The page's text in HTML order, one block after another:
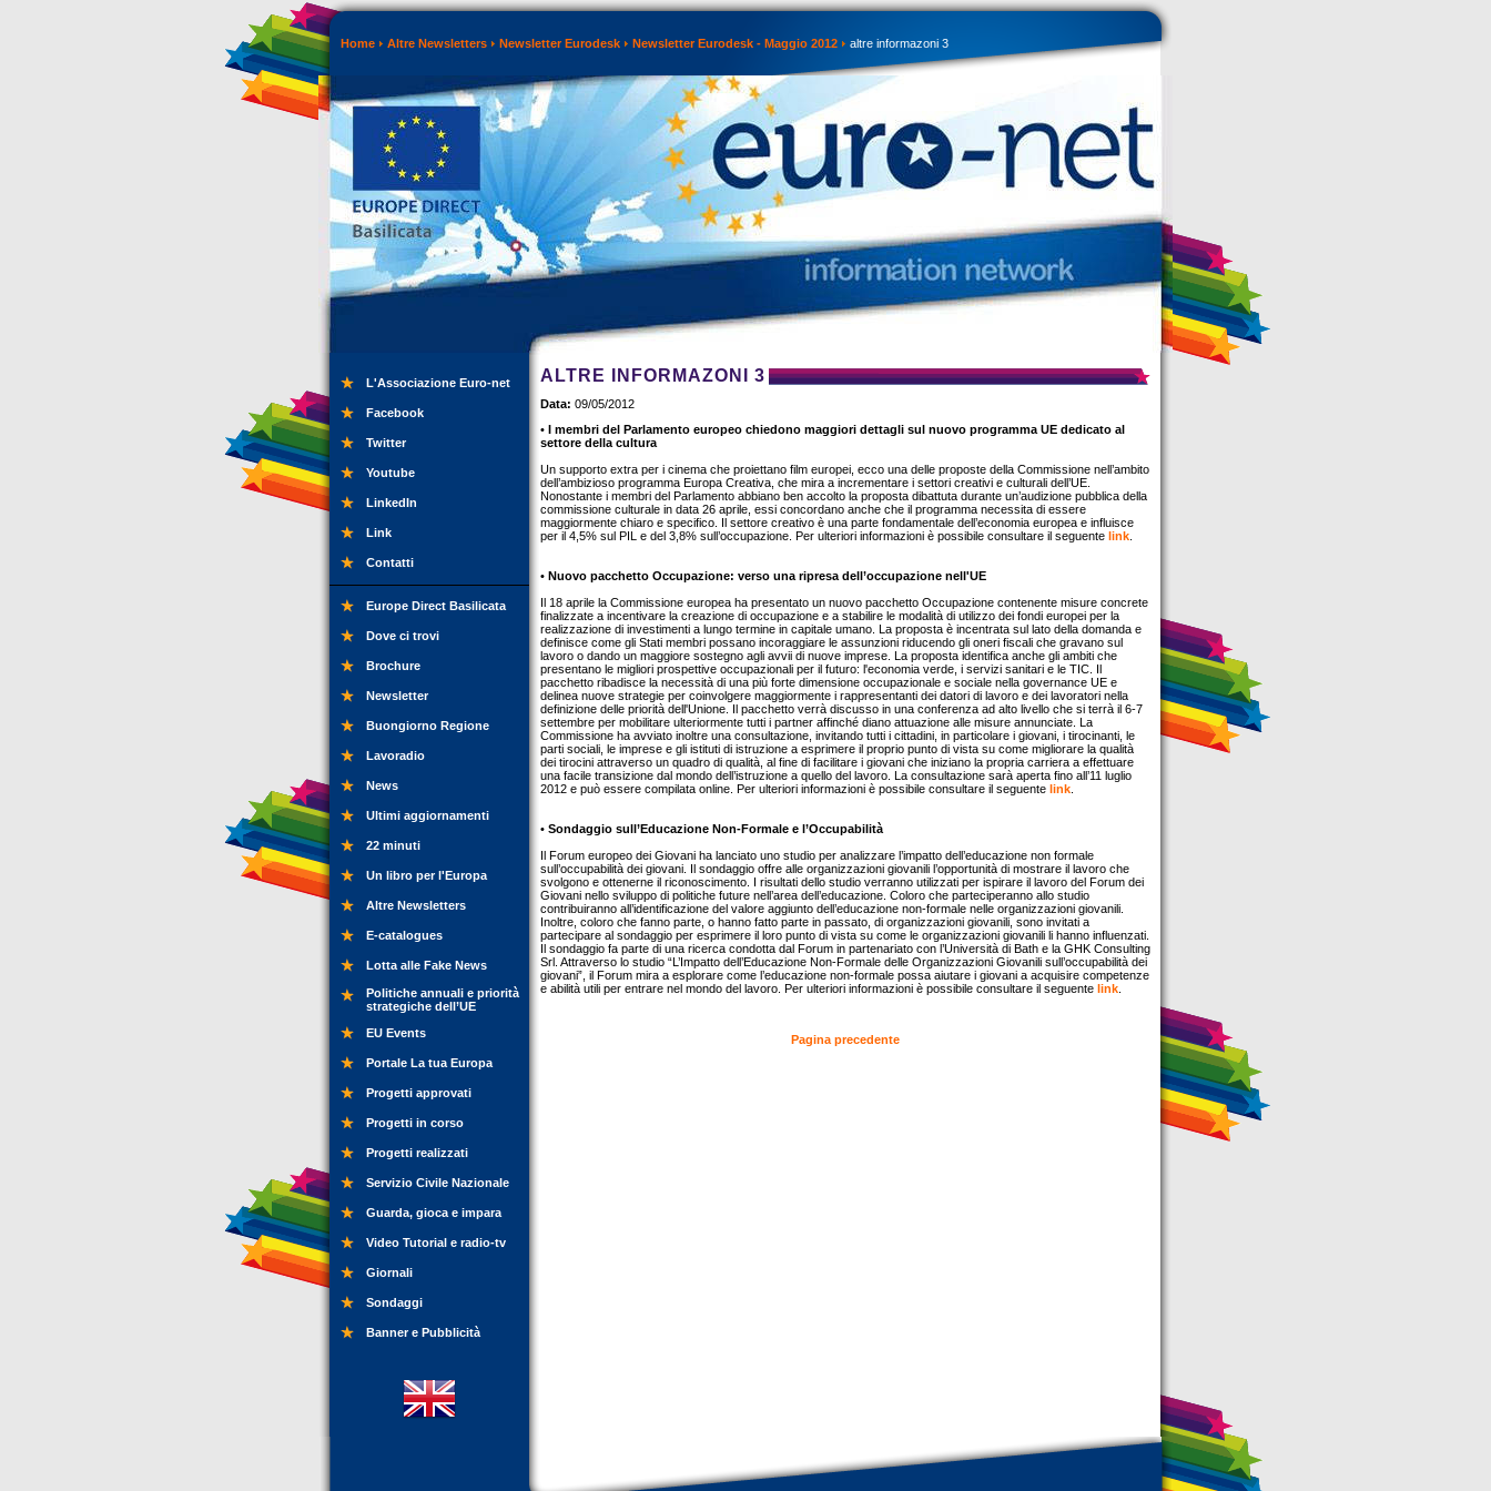
Home Altre Newsletters Newsletter Eurodesk Newsletter Eurodesk - Maggio 2012 altre informazoni 3
L'Associazione Euro-net
Facebook
Twitter
Youtube
LinkedIn
Link
Contatti
Europe Direct Basilicata
Dove ci trovi
Brochure
Newsletter
Buongiorno Regione
Lavoradio
News
Ultimi aggiornamenti
22 minuti
Un libro per l'Europa
Altre Newsletters
E-catalogues
Lotta alle Fake News
Politiche annuali e priorità
strategiche dell’UE
EU Events
Portale La tua Europa
Progetti approvati
Progetti in corso
Progetti realizzati
Servizio Civile Nazionale
Guarda, gioca e impara
Video Tutorial e radio-tv
Giornali
Sondaggi
Banner e Pubblicità
ALTRE INFORMAZONI 3
Data: 09/05/2012
• I membri del Parlamento europeo chiedono maggiori dettagli sul nuovo programma UE dedicato al
settore della cultura
Un supporto extra per i cinema che proiettano film europei, ecco una delle proposte della Commissione nell’ambito
dell’ambizioso programma Europa Creativa, che mira a incrementare i settori creativi e culturali dell’UE.
Nonostante i membri del Parlamento abbiano ben accolto la proposta dibattuta durante un’audizione pubblica della
commissione culturale in data 26 aprile, essi concordano anche che il programma necessita di essere
maggiormente chiaro e specifico. Il settore creativo è una parte fondamentale dell’economia europea e influisce
per il 4,5% sul PIL e del 3,8% sull’occupazione. Per ulteriori informazioni è possibile consultare il seguente link
• Nuovo pacchetto Occupazione: verso una ripresa dell’occupazione nell'UE
Il 18 aprile la Commissione europea ha presentato un nuovo pacchetto Occupazione contenente misure concrete
finalizzate a incentivare la creazione di occupazione e a stabilire le modalità di utilizzo dei fondi europei per la
realizzazione di investimenti a lungo termine in capitale umano. La proposta è incentrata sul lato della domanda e
definisce come gli Stati membri possano incoraggiare le assunzioni riducendo gli oneri fiscali che gravano sul
lavoro o dando un maggiore sostegno agli avvii di nuove imprese. La proposta identifica anche gli ambiti che
presentano le migliori prospettive occupazionali per il futuro: l'economia verde, i servizi sanitari e le TIC. Il
pacchetto ribadisce la necessità di una più forte dimensione occupazionale e sociale nella governance UE e
delinea nuove strategie per coinvolgere maggiormente i rappresentanti dei datori di lavoro e dei lavoratori nella
definizione delle priorità dell'Unione. Il pacchetto verrà discusso in una conferenza ad alto livello che si terrà il 6-7
settembre per mobilitare ulteriormente tutti i partner affinché diano attuazione alle misure annunciate. La
Commissione ha avviato inoltre una consultazione, invitando tutti i cittadini, in particolare i giovani, i tirocinanti, le
parti sociali, le imprese e gli istituti di istruzione a esprimere il proprio punto di vista su come migliorare la qualità
dei tirocini attraverso un quadro di qualità, al fine di facilitare i giovani che iniziano la propria carriera a effettuare
una facile transizione dal mondo dell’istruzione a quello del lavoro. La consultazione sarà aperta fino all’11 luglio
2012 e può essere compilata online. Per ulteriori informazioni è possibile consultare il seguente link
• Sondaggio sull’Educazione Non-Formale e l’Occupabilità
Il Forum europeo dei Giovani ha lanciato uno studio per analizzare l’impatto dell’educazione non formale
sull’occupabilità dei giovani. Il sondaggio offre alle organizzazioni giovanili l’opportunità di mostrare il lavoro che
svolgono e ottenerne il riconoscimento. I risultati dello studio verranno utilizzati per ispirare il lavoro del Forum dei
Giovani nello sviluppo di politiche future nell’area dell’educazione. Coloro che parteciperanno allo studio
contribuiranno all’identificazione del valore aggiunto dell’educazione non-formale nelle organizzazioni giovanili.
Inoltre, coloro che fanno parte, o hanno fatto parte in passato, di organizzazioni giovanili, sono invitati a
partecipare al sondaggio per esprimere il loro punto di vista su come le organizzazioni giovanili li hanno influenzati.
Il sondaggio fa parte di una ricerca condotta dal Forum in partenariato con l’Università di Bath e la GHK Consulting
Srl. Attraverso lo studio “L’Impatto dell’Educazione Non-Formale delle Organizzazioni Giovanili sull’occupabilità dei
giovani”, il Forum mira a esplorare come l’educazione non-formale possa aiutare i giovani a acquisire competenze
e abilità utili per entrare nel mondo del lavoro. Per ulteriori informazioni è possibile consultare il seguente link
Pagina precedente